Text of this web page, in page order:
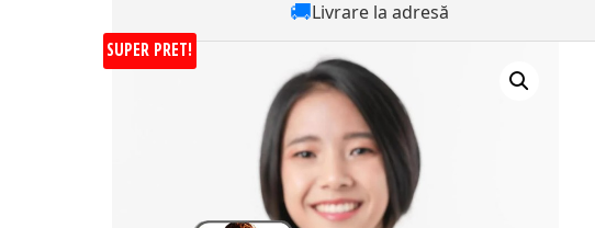
🚚Livrare la adresă
SUPER PRET!